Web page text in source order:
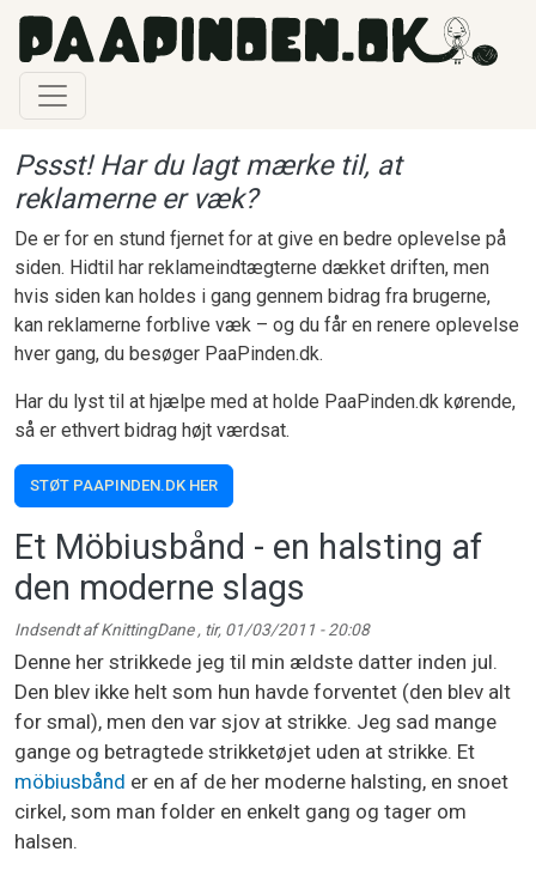
Gå til hovedindhold
Pssst! Har du lagt mærke til, at
reklamerne er væk?
De er for en stund fjernet for at give en bedre oplevelse på
siden. Hidtil har reklameindtægterne dækket driften, men
hvis siden kan holdes i gang gennem bidrag fra brugerne,
kan reklamerne forblive væk – og du får en renere oplevelse
hver gang, du besøger PaaPinden.dk.
Har du lyst til at hjælpe med at holde PaaPinden.dk kørende,
så er ethvert bidrag højt værdsat.
STØT PAAPINDEN.DK HER
Et Möbiusbånd - en halsting af
den moderne slags
Indsendt afKnittingDane , tir, 01/03/2011 - 20:08
Denne her strikkede jeg til min ældste datter inden jul.
Den blev ikke helt som hun havde forventet (den blev alt
for smal), men den var sjov at strikke. Jeg sad mange
gange og betragtede strikketøjet uden at strikke. Et
möbiusbånd er en af de her moderne halsting, en snoet
cirkel, som man folder en enkelt gang og tager om
halsen.